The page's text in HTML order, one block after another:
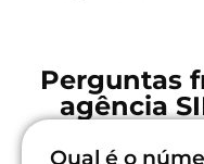
Perguntas
agência
Qual é o